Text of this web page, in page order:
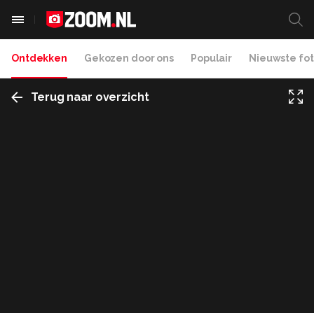
Ontdekken Gekozen door ons Populair Nieuwste
Terug naar overzicht